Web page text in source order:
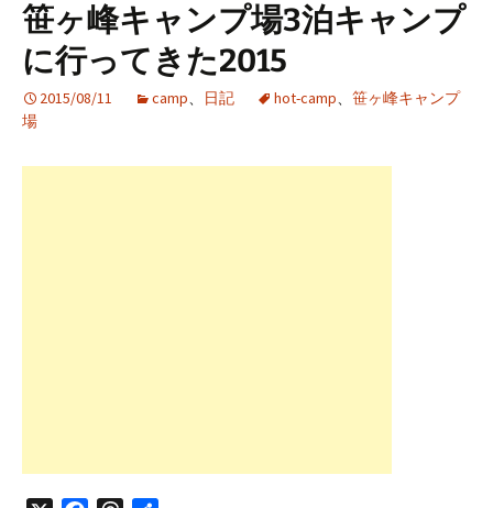
へ
ス
キ
笹ヶ峰キャンプ場3泊キャンプ
に行ってきた2015
2015/08/11 camp、 日記 hot-camp、 笹ヶ峰キャンプ
場